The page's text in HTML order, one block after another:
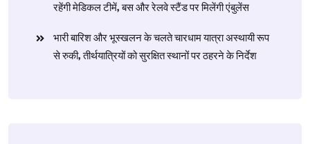
रहेंगी मेडिकल टीमें, बस और रेलवे स्टैंड पर मिलेंगी एंबुलेंस
​भारी बारिश और भूस्खलन के चलते चारधाम यात्रा अस्थायी रूप
से रुकी, तीर्थयात्रियों को सुरक्षित स्थानों पर ठहरने के निर्देश